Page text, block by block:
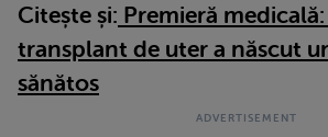
Citește și: Premieră
transplant de uter a născut
sănătos